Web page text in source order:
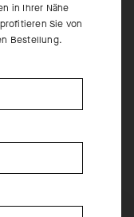
in Ihrer Nähe
Sie von
Bestellung.